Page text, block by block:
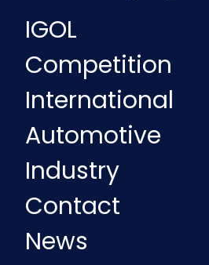
IGOL
Competition
International
Automotive
Industry
Contact
News